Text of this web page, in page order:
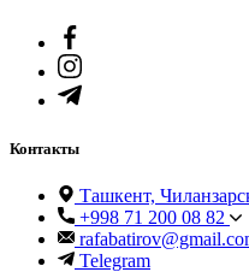
Контакты
Ташкент,
+998 71 200 08 82
Telegram